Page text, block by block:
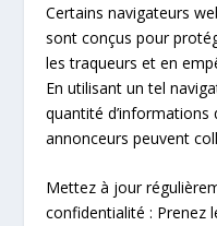
Certains navigateurs
sont conçus pour
les traqueurs et en
En utilisant un tel
quantité d’informations
annonceurs peuvent
Mettez à jour
confidentialité : Prenez